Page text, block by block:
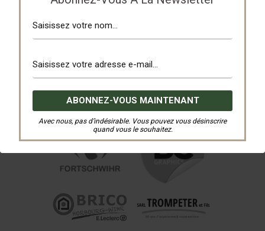
Avec nous, pas d’indésirable. Vous pouvez vous désinscrire
quand vous le souhaitez.